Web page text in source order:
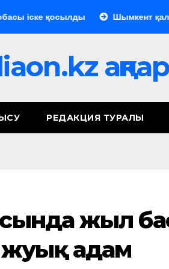
қосылды Шымкент қаласында
РЕДАКЦИЯ ТУРАЛЫ
жыл
жуық адам